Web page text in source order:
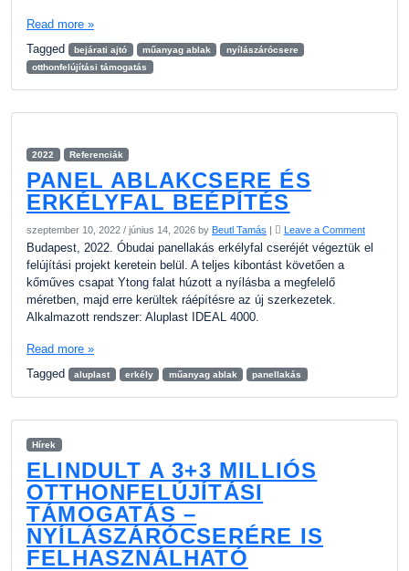
Read more »
Tagged
bejárati ajtó műanyag ablak
nyílászárócsere
otthonfelújítási támogatás
2022 Referenciák
PANEL ABLAKCSERE ÉS
ERKÉLYFAL BEÉPÍTÉS
szeptember 10, 2022 / június 14, 2026 by Beutl Tamás | Leave a Comment
Budapest, 2022. Óbudai panellakás erkélyfal cseréjét végeztük el
felújítási projekt keretein belül. A teljes kibontást követően a
kőműves csapat Ytong falat húzott a nyílásba a megfelelő
méretben, majd erre kerültek ráépítésre az új szerkezetek.
Alkalmazott rendszer: Aluplast IDEAL 4000.
Read more »
Tagged
aluplast erkély műanyag ablak panellakás
Hírek
ELINDULT A 3+3 MILLIÓS
OTTHONFELÚJÍTÁSI
TÁMOGATÁS –
NYÍLÁSZÁRÓCSERÉRE IS
FELHASZNÁLHATÓ